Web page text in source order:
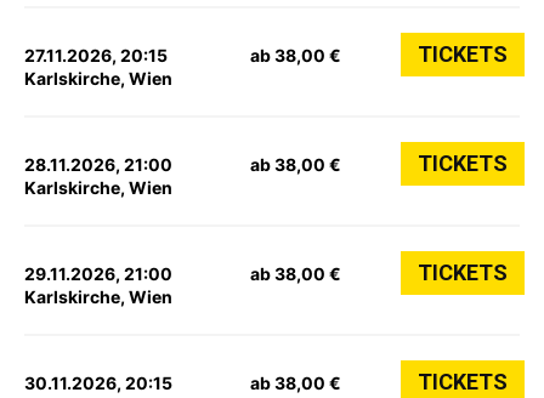
27.11.2026, 20:15
Karlskirche, Wien
ab 38,00 € TICKETS
28.11.2026, 21:00
Karlskirche, Wien
ab 38,00 € TICKETS
29.11.2026, 21:00
Karlskirche, Wien
ab 38,00 € TICKETS
30.11.2026, 20:15
ab 38,00 € TICKETS